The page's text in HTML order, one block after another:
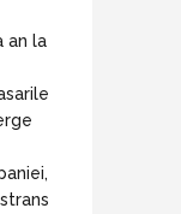
an la